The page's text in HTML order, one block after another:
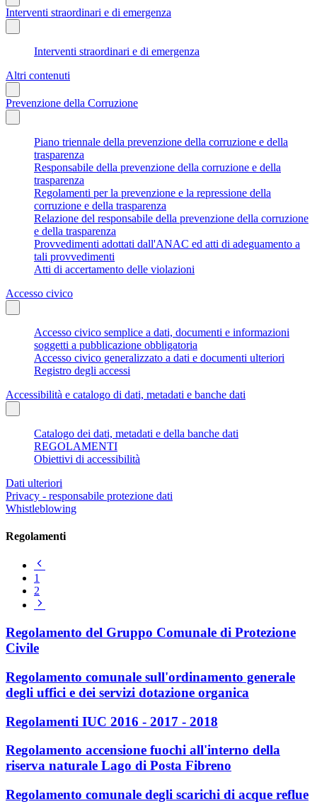
Interventi straordinari e di emergenza
Interventi straordinari e di emergenza
Altri contenuti
Prevenzione della Corruzione
Piano triennale della prevenzione della corruzione e della
trasparenza
Responsabile della prevenzione della corruzione e della
trasparenza
Regolamenti per la prevenzione e la repressione della
corruzione e della trasparenza
Relazione del responsabile della prevenzione della corruzione
e della trasparenza
Provvedimenti adottati dall'ANAC ed atti di adeguamento a
tali provvedimenti
Atti di accertamento delle violazioni
Accesso civico
Accesso civico semplice a dati, documenti e informazioni
soggetti a pubblicazione obbligatoria
Accesso civico generalizzato a dati e documenti ulteriori
Registro degli accessi
Accessibilità e catalogo di dati, metadati e banche dati
Catalogo dei dati, metadati e della banche dati
REGOLAMENTI
Obiettivi di accessibilità
Dati ulteriori
Privacy - responsabile protezione dati
Whistleblowing
Regolamenti
1
2
Regolamento del Gruppo Comunale di Protezione
Civile
Regolamento comunale sull'ordinamento generale
degli uffici e dei servizi dotazione organica
Regolamenti IUC 2016 - 2017 - 2018
Regolamento accensione fuochi all'interno della
riserva naturale Lago di Posta Fibreno
Regolamento comunale degli scarichi di acque reflue